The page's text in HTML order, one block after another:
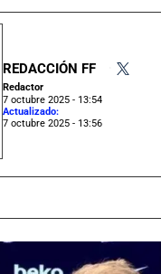
REDACCIÓN FF
Redactor
7 octubre 2025 - 13:54
Actualizado:
7 octubre 2025 - 13:56